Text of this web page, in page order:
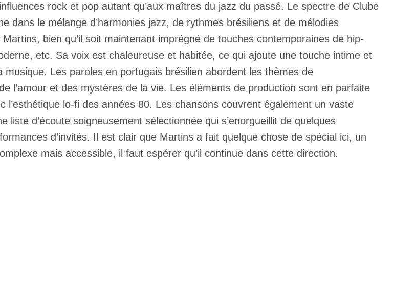
rock et pop autant qu’aux maîtres du jazz du passé. Le spectre de Clube
dans le mélange d’harmonies jazz, de rythmes brésiliens et de mélodies
Martins, bien qu’il soit maintenant imprégné de touches contemporaines de hip-
etc. Sa voix est chaleureuse et habitée, ce qui ajoute une touche intime et
musique. Les paroles en portugais brésilien abordent les thèmes de
de l’amour et des mystères de la vie. Les éléments de production sont en parfaite
l’esthétique lo-fi des années 80. Les chansons couvrent également un vaste
liste d’écoute soigneusement sélectionnée qui s’enorgueillit de quelques
d’invités. Il est clair que Martins a fait quelque chose de spécial ici, un
mais accessible, il faut espérer qu’il continue dans cette direction.